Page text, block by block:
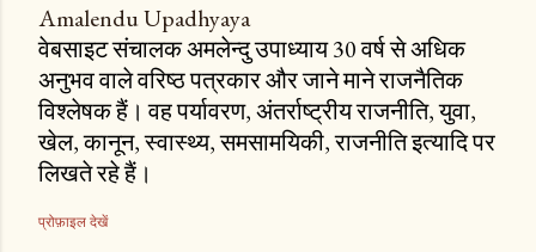
Amalendu Upadhyaya
वेबसाइट संचालक अमलेन्दु उपाध्याय 30 वर्ष से अधिक
अनुभव वाले वरिष्ठ पत्रकार और जाने माने राजनैतिक
विश्लेषक हैं। वह पर्यावरण, अंतर्राष्ट्रीय राजनीति, युवा,
खेल, कानून, स्वास्थ्य, समसामयिकी, राजनीति इत्यादि पर
लिखते रहे हैं।
प्रोफ़ाइल देखें